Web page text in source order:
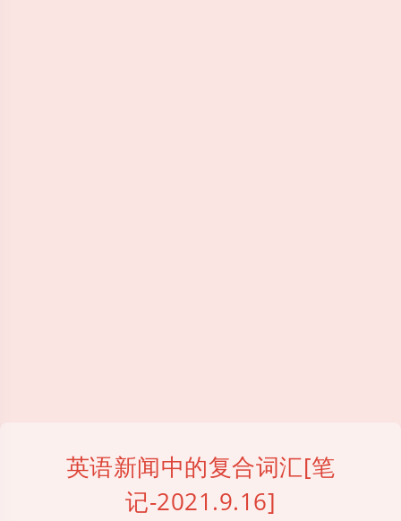
英语新闻中的复合词汇[笔
记-2021.9.16]